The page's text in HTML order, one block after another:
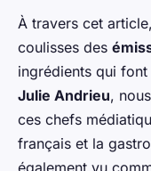
À travers cet
coulisses des
ingrédients qui
Julie Andrieu,
ces chefs
français et la